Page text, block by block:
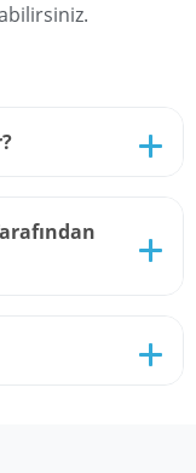
ve söz
azaltabilirsiniz.
değildir. Dislike